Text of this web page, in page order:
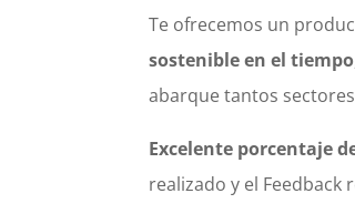
Te ofrecemos un
sostenible en el tiempo
abarque tantos
Excelente porcentaje
realizado y el Feedback